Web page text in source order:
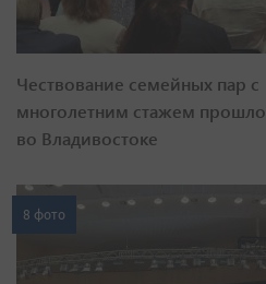
Чествование семейных пар с
многолетним стажем прошло
во Владивостоке
8 фото